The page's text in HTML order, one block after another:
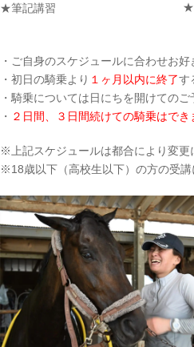
★筆記講習
★
・ご自身のスケジュールに合わせお
・初日の騎乗より １ヶ月以内に終了す
・騎乗については日にちを開けてのご
・ ２日間、３日間続けての騎乗はでき
※上記スケジュールは都合により変更
※18歳以下（高校生以下）の方の受講